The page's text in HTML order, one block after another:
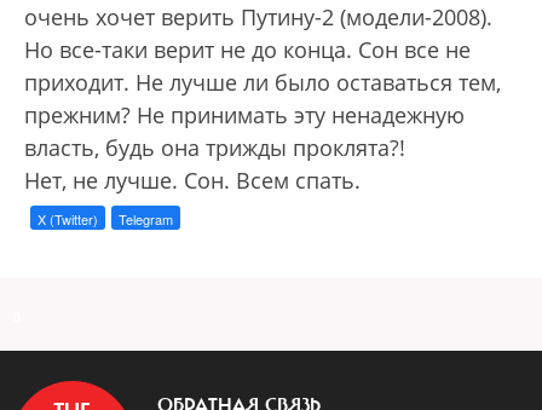
очень хочет верить Путину-2 (модели-2008).
Но все-таки верит не до конца. Сон все не
приходит. Не лучше ли было оставаться тем,
прежним? Не принимать эту ненадежную
власть, будь она трижды проклята?!
Нет, не лучше. Сон. Всем спать.
X (Twitter) Telegram
ОБРАТНАЯ СВЯЗЬ